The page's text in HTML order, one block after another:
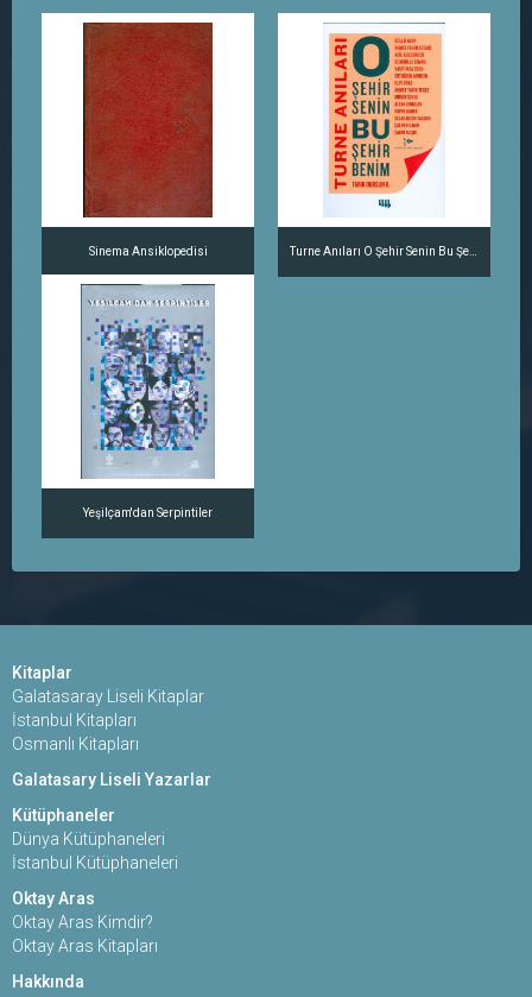
Sinema Ansiklopedisi
Yeşilçam'dan Serpintiler
Kitaplar
Galatasaray Liseli Kitaplar
İstanbul Kitapları
Osmanlı Kitapları
Galatasary Liseli Yazarlar
Kütüphaneler
Dünya Kütüphaneleri
İstanbul Kütüphaneleri
Oktay Aras
Oktay Aras Kimdir?
Oktay Aras Kitapları
Hakkında